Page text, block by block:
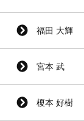
福田 大輝
宮本 武
榎本 好樹